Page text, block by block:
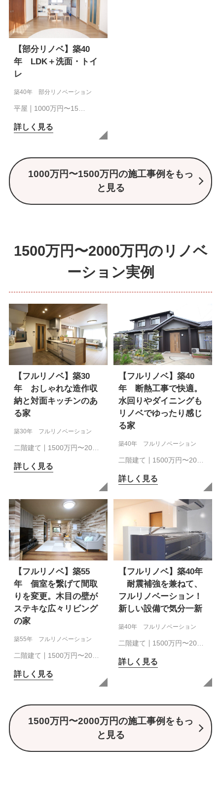
【部分リノベ】築40
年 LDK＋洗面・トイ
レ
築40年 部分リノベーション
平屋 1000万円〜15…
詳しく見る
1000万円〜1500万円の施工事例をもっ
と見る
1500万円〜2000万円のリノベ
ーション実例
【フルリノベ】築30
年 おしゃれな造作収
納と対面キッチンのあ
る家
築30年 フルリノベーション
二階建て 1500万円〜20…
詳しく見る
【フルリノベ】築40
年 断熱工事で快適。
水回りやダイニングも
リノベでゆったり感じ
る家
築40年 フルリノベーション
二階建て 1500万円〜20…
詳しく見る
【フルリノベ】築55
年 個室を繋げて間取
りを変更。木目の壁が
ステキな広々リビング
の家
築55年 フルリノベーション
二階建て 1500万円〜20…
詳しく見る
【フルリノベ】築40年
耐震補強を兼ねて、
フルリノベーション！
新しい設備で気分一新
築40年 フルリノベーション
二階建て 1500万円〜20…
詳しく見る
1500万円〜2000万円の施工事例をもっ
と見る